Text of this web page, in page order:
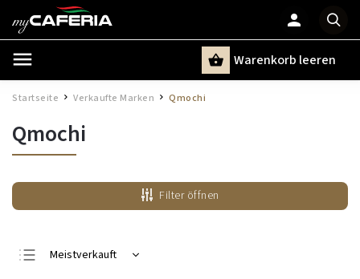
Warenkorb leeren
Startseite / Verkaufte Marken / Qmochi
Qmochi
Filter öffnen
Meistverkauft